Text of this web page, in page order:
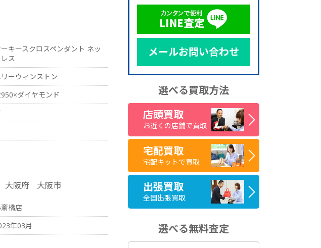
キースクロスペンダント ネッ
ス
ーウィンストン
ダイヤモンド
大阪府 大阪市
橋店
年03月
メールお問い合わせ
選べる買取方法
店頭買取
お近くの店舗で買取
宅配買取
宅配キットで買取
出張買取
全国出張買取
選べる無料査定